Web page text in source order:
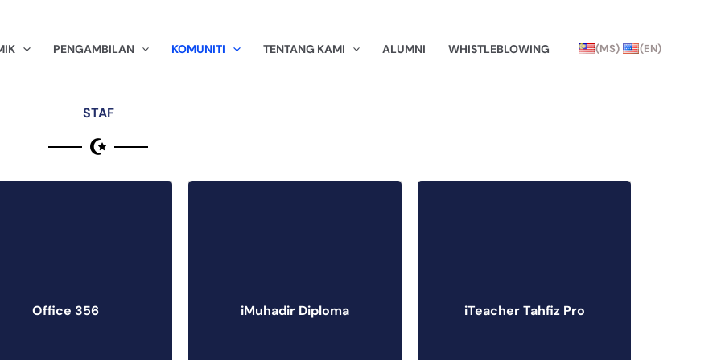
PENGAMBILAN KOMUNITI TENTANG KAMI ALUMNI WHISTLEBLOWING (MS) (EN)
STAF
Office 356
Office 365 iMuhadir Diploma
Diploma iTeacher Tahfiz Pro
Pro